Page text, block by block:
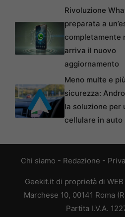
Rivoluzione
preparata a
completamente
arriva il nuovo
aggiornamento
Meno multe e più
sicurezza:
la soluzione per
cellulare in auto
Chi siamo - Redazione -
Geekit.it di proprietà di
Marchese 10, 00141 Roma
Partita I.V.A.